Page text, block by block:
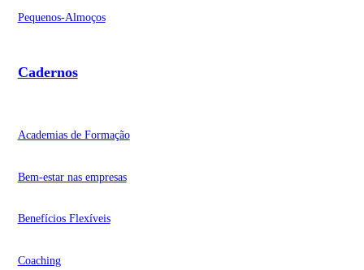
Pequenos-Almoços
Cadernos
Academias de Formação
Bem-estar nas empresas
Benefícios Flexíveis
Coaching